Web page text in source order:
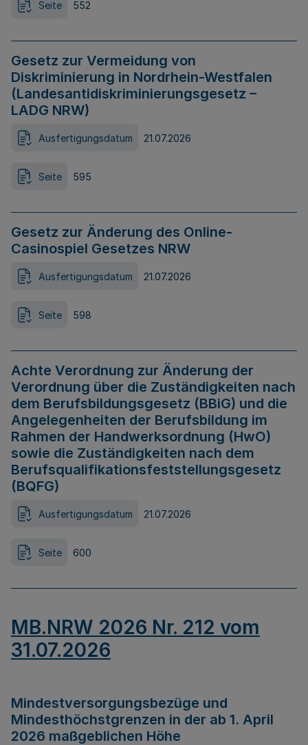
Seite 552
Gesetz zur Vermeidung von
Diskriminierung in Nordrhein-Westfalen
(Landesantidiskriminierungsgesetz –
LADG NRW)
Ausfertigungsdatum 21.07.2026
Seite 595
Gesetz zur Änderung des Online-
Casinospiel Gesetzes NRW
Ausfertigungsdatum 21.07.2026
Seite 598
Achte Verordnung zur Änderung der
Verordnung über die Zuständigkeiten nach
dem Berufsbildungsgesetz (BBiG) und die
Angelegenheiten der Berufsbildung im
Rahmen der Handwerksordnung (HwO)
sowie die Zuständigkeiten nach dem
Berufsqualifikationsfeststellungsgesetz
(BQFG)
Ausfertigungsdatum 21.07.2026
Seite 600
MB.NRW 2026 Nr. 212 vom
31.07.2026
Mindestversorgungsbezüge und
Mindesthöchstgrenzen in der ab 1. April
2026 maßgeblichen Höhe